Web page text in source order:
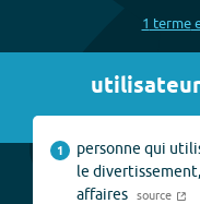
1 terme
1
personne qui
le
affaires
source